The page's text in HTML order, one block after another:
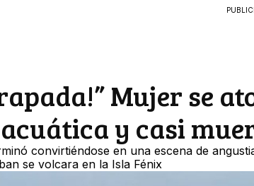
Mujer se
y casi
convirtiéndose en una escena de
se volcara en la Isla Fénix